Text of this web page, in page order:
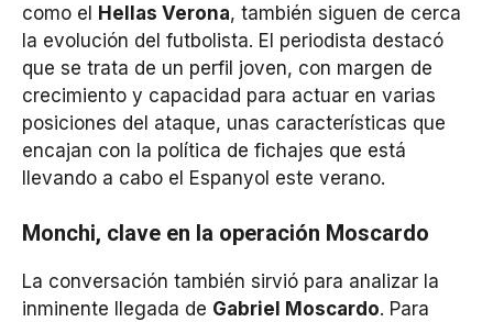
como el Hellas Verona, también siguen de cerca
la evolución del futbolista. El periodista destacó
que se trata de un perfil joven, con margen de
crecimiento y capacidad para actuar en varias
posiciones del ataque, unas características que
encajan con la política de fichajes que está
llevando a cabo el Espanyol este verano.
Monchi, clave en la operación Moscardo
La conversación también sirvió para analizar la
inminente llegada de Gabriel Moscardo. Para